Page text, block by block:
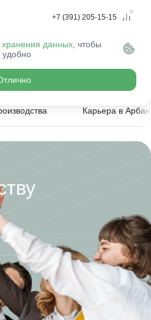
+7 (391) 205-15-15
данных , чтобы
удобно
Карьера в